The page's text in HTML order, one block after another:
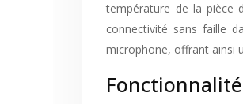
température de la pièce
connectivité sans faille
microphone, offrant ainsi